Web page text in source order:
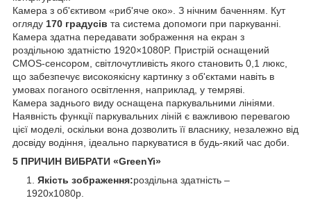
Камера з об'єктивом «риб'яче око». З нічним баченням. Кут
огляду 170 градусів та система допомоги при паркуванні.
Камера здатна передавати зображення на екран з
роздільною здатністю 1920×1080P. Пристрій оснащений
CMOS-сенсором, світлочутливість якого становить 0,1 люкс,
що забезпечує високоякісну картинку з об'єктами навіть в
умовах поганого освітлення, наприклад, у темряві.
Камера заднього виду оснащена паркувальними лініями.
Наявність функції паркувальних ліній є важливою перевагою
цієї моделі, оскільки вона дозволить її власнику, незалежно від
досвіду водіння, ідеально паркуватися в будь-який час доби.
5 ПРИЧИН ВИБРАТИ «GreenYi»
Якість зображення:роздільна здатність –
1920x1080p.